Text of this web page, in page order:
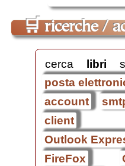
🛒 ricerche /
cerca libri
posta
account
client
Outlook
FireFox